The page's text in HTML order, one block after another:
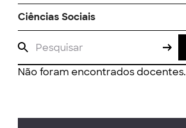
Ciências Sociais
Não foram encontrados docentes.